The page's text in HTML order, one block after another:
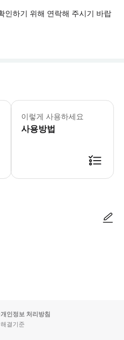
인하기 위해 연락해 주시기 바랍
윈드 재킷과 트레킹화 * 소요시간 :
이렇게 사용하세요
사용방법
개인정보 처리방침
결기준